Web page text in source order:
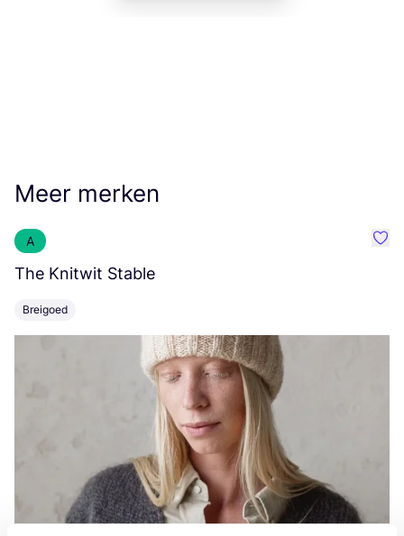
Meer merken
A
The Knitwit Stable
Breigoed